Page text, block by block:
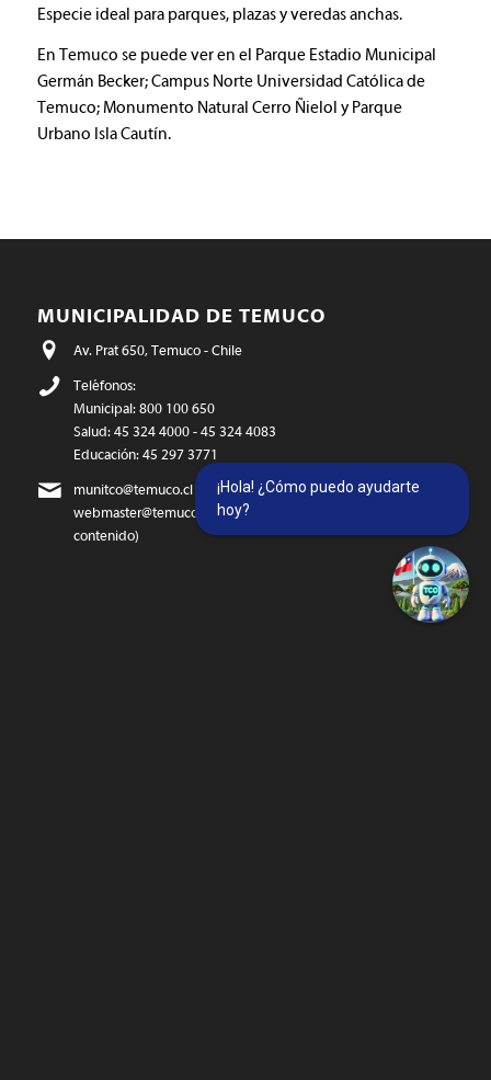
Especie ideal para parques, plazas y veredas anchas.
En Temuco se puede ver en el Parque Estadio Municipal
Germán Becker; Campus Norte Universidad Católica de
Temuco; Monumento Natural Cerro Ñielol y Parque
Urbano Isla Cautín.
MUNICIPALIDAD DE TEMUCO
Av. Prat 650, Temuco - Chile
Teléfonos:
Municipal: 800 100 650
Salud: 45 324 4000 - 45 324 4083
Educación: 45 297 3771
munitco@temuco.cl(correo oficial)
webmaster@temuco.cl
(exclusivo para temas técnicos y de
contenido)
¡Hola! ¿Cómo puedo ayudarte
hoy?